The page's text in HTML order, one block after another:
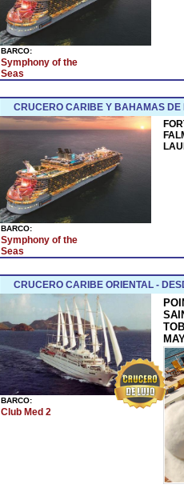
BARCO:
Symphony of the
Seas
CRUCERO CARIBE Y BAHAMAS
BARCO:
Symphony of the
Seas
CRUCERO CARIBE ORIENTAL -
BARCO:
Club Med 2